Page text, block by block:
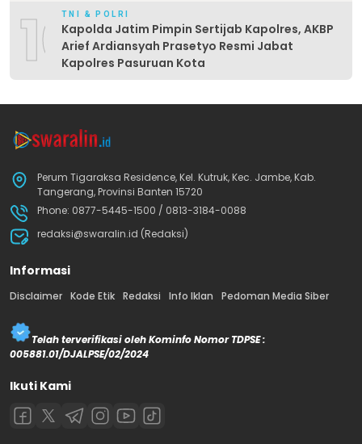
10TNI & POLRI
Kapolda Jatim Pimpin Sertijab Kapolres, AKBP
Arief Ardiansyah Prasetyo Resmi Jabat
Kapolres Pasuruan Kota
Perum Tigaraksa Residence, Kel. Kutruk, Kec. Jambe, Kab.
Tangerang, Provinsi Banten 15720
Phone: 0877-5445-1500 / 0813-3184-0088
redaksi@swaralin.id (Redaksi)
Informasi
Disclaimer Kode Etik Redaksi Info Iklan Pedoman Media Siber
Telah terverifikasi oleh Kominfo Nomor TDPSE :
005881.01/DJALPSE/02/2024
Ikuti Kami